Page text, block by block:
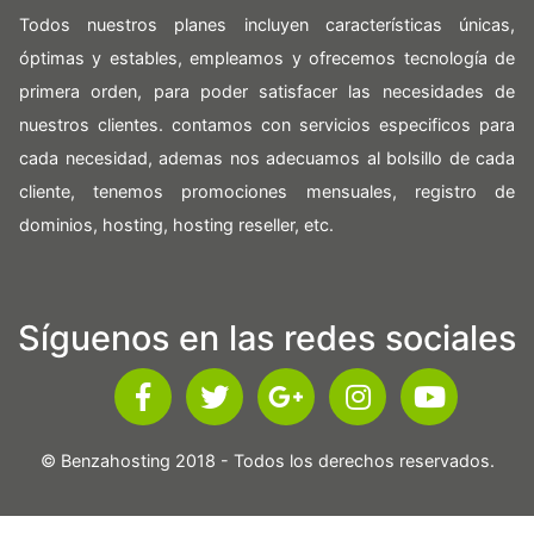
Todos nuestros planes incluyen características únicas,
óptimas y estables, empleamos y ofrecemos tecnología de
primera orden, para poder satisfacer las necesidades de
nuestros clientes. contamos con servicios especificos para
cada necesidad, ademas nos adecuamos al bolsillo de cada
cliente, tenemos promociones mensuales, registro de
dominios, hosting, hosting reseller, etc.
Síguenos en las redes sociales
© Benzahosting 2018 - Todos los derechos reservados.